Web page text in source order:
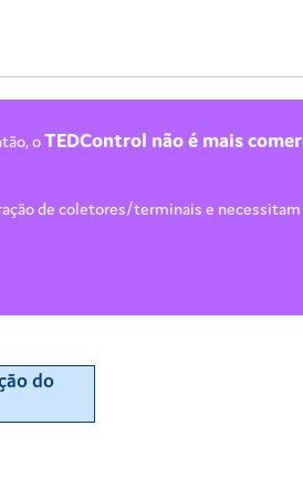
oTEDControl não é mais
de coletores/terminais e necessitam
do